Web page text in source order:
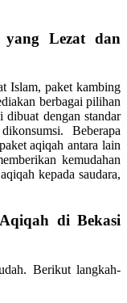
Lezat dan
Islam, paket kambing
berbagai pilihan
dengan standar
Beberapa
aqiqah antara lain
kemudahan
kepada saudara,
di Bekasi
Berikut langkah-